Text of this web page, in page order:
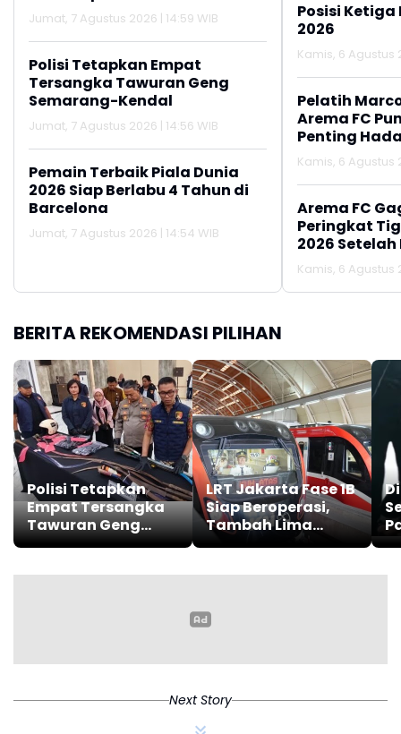
Jumat, 7 Agustus 2026 | 14:59 WIB
Polisi Tetapkan Empat
Tersangka Tawuran Geng
Semarang-Kendal
Jumat, 7 Agustus 2026 | 14:56 WIB
Pemain Terbaik Piala Dunia
2026 Siap Berlabu 4 Tahun di
Barcelona
Jumat, 7 Agustus 2026 | 14:54 WIB
Posisi Ketiga
2026
Kamis, 6 Agustus
Pelatih
Arema FC
Penting
Kamis, 6 Agustus
Arema FC
Peringkat
2026
Persija
Kamis, 6 Agustus
BERITA REKOMENDASI PILIHAN
Polisi Tetapkan
Empat Tersangka
Tawuran Geng
Semarang-Kendal
LRT Jakarta Fase 1B
Siap Beroperasi,
Tambah Lima
Stasiun Baru,
Lengkapnya
Next Story